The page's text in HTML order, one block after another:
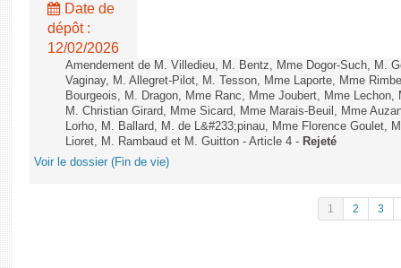
Date de
dépôt :
12/02/2026
Amendement de M. Villedieu, M. Bentz, Mme Dogor-Such, M.
Vaginay, M. Allegret-Pilot, M. Tesson, Mme Laporte, Mme
Bourgeois, M. Dragon, Mme Ranc, Mme Joubert, Mme
M. Christian Girard, Mme Sicard, Mme Marais-Beuil, Mme
Lorho, M. Ballard, M. de L&#233;pinau, Mme Florence Goulet,
Lioret, M. Rambaud et M. Guitton - Article 4 - Rejeté
Voir le dossier (Fin de vie)
1 2 3